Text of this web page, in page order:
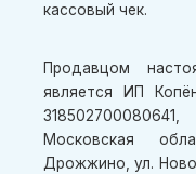
кассовый чек.
Продавцом
является ИП
Московская
Дрожжино, ул.